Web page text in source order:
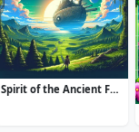
Spirit of the Ancient Forest